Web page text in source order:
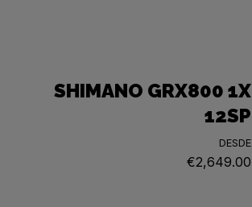
SHIMANO GRX800 1X
12SP
DESDE
€2,649.00